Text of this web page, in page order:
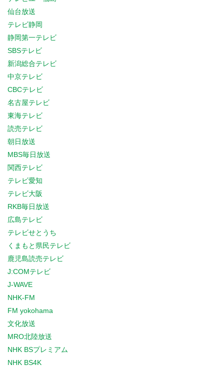
仙台放送
テレビ静岡
静岡第一テレビ
SBSテレビ
新潟総合テレビ
中京テレビ
CBCテレビ
名古屋テレビ
東海テレビ
読売テレビ
朝日放送
MBS毎日放送
関西テレビ
テレビ愛知
テレビ大阪
RKB毎日放送
広島テレビ
テレビせとうち
くまもと県民テレビ
鹿児島読売テレビ
J:COMテレビ
J-WAVE
NHK-FM
FM yokohama
文化放送
MRO北陸放送
NHK BSプレミアム
NHK BS4K